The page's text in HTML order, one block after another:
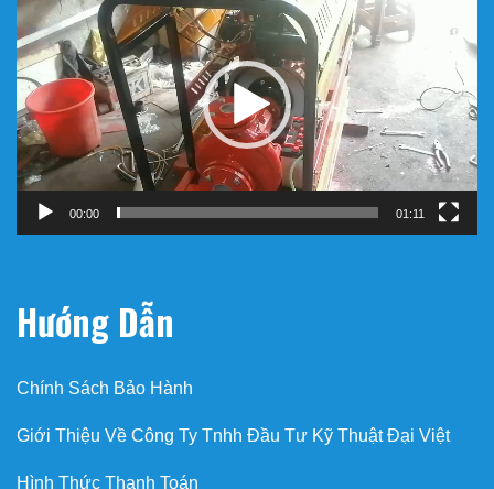
chơi
Video
00:00 01:11
Hướng Dẫn
Chính Sách Bảo Hành
Giới Thiệu Về Công Ty Tnhh Đầu Tư Kỹ Thuật Đại Việt
Hình Thức Thanh Toán